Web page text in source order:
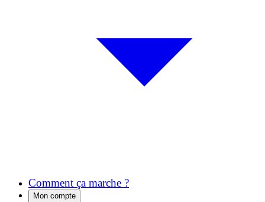
Comment ça marche ?
Mon compte